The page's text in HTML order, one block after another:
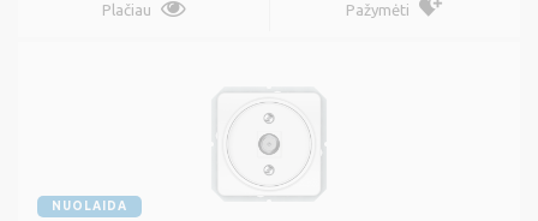
Plačiau Pažymėti
NUOLAIDA